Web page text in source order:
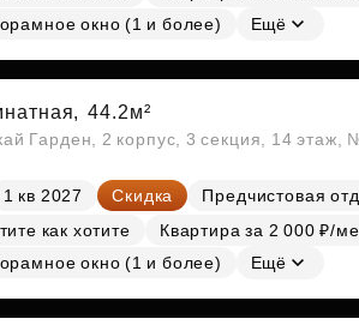
окно (1 и более)
Ещё
44.2м²
Гарден, 2 корпус, 3 секция, 14 этаж,
1 кв 2027 Скидка
Предчистовая
как хотите
Квартира за 2 000 ₽/
окно (1 и более)
Ещё